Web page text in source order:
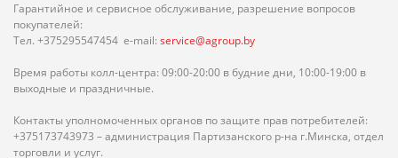
Гарантийное и сервисное обслуживание, разрешение вопросов
покупателей:
Тел. +375295547454 e-mail: service@agroup.by
Время работы колл-центра: 09:00-20:00 в будние дни, 10:00-19:00 в
выходные и праздничные.
Контакты уполномоченных органов по защите прав потребителей:
+375173743973 – администрация Партизанского р-на г.Минска, отдел
торговли и услуг.